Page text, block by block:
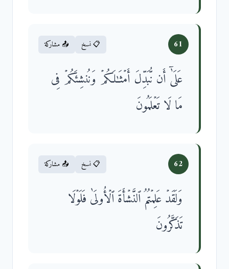
61 📋 نسخ 📤 مشاركة
عَلَىٰۤ أَن نُّبَدِّلَ أَمۡثَـٰلَكُمۡ وَنُنشِئَكُمۡ فِی
مَا لَا تَعۡلَمُونَ
62 📋 نسخ 📤 مشاركة
وَلَقَدۡ عَلِمۡتُمُ ٱلنَّشۡأَةَ ٱلۡأُولَىٰ فَلَوۡلَا
تَذَكَّرُونَ